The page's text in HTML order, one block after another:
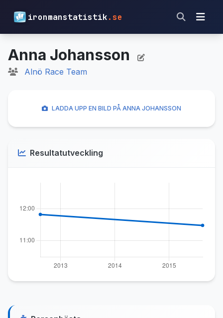
ironmanstatistik.se
Anna Johansson
Alnö Race Team
LADDA UPP EN BILD PÅ ANNA JOHANSSON
Resultatutveckling